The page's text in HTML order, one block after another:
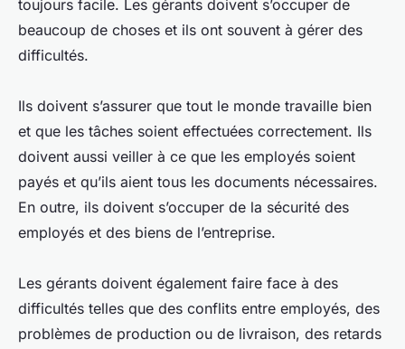
toujours facile. Les gérants doivent s’occuper de
beaucoup de choses et ils ont souvent à gérer des
difficultés.
Ils doivent s’assurer que tout le monde travaille bien
et que les tâches soient effectuées correctement. Ils
doivent aussi veiller à ce que les employés soient
payés et qu’ils aient tous les documents nécessaires.
En outre, ils doivent s’occuper de la sécurité des
employés et des biens de l’entreprise.
Les gérants doivent également faire face à des
difficultés telles que des conflits entre employés, des
problèmes de production ou de livraison, des retards